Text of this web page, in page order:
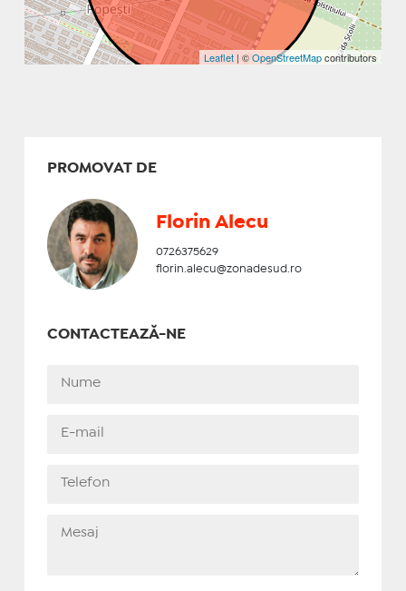
Leaflet | ©OpenStreetMapcontributors
PROMOVAT DE
Florin Alecu
0726375629
florin.alecu@zonadesud.ro
CONTACTEAZĂ-NE